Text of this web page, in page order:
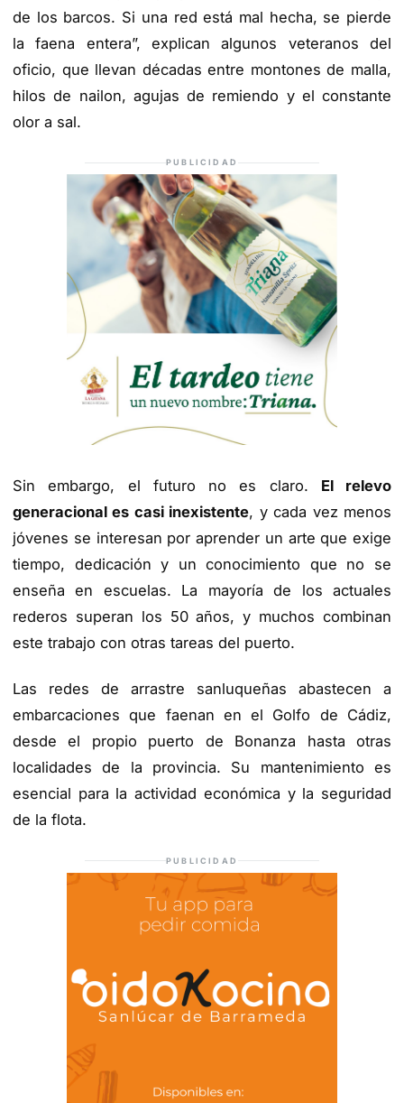
de los barcos. Si una red está mal hecha, se pierde
la faena entera”, explican algunos veteranos del
oficio, que llevan décadas entre montones de malla,
hilos de nailon, agujas de remiendo y el constante
olor a sal.
PUBLICIDAD
Sin embargo, el futuro no es claro. El relevo
generacional es casi inexistente, y cada vez menos
jóvenes se interesan por aprender un arte que exige
tiempo, dedicación y un conocimiento que no se
enseña en escuelas. La mayoría de los actuales
rederos superan los 50 años, y muchos combinan
este trabajo con otras tareas del puerto.
Las redes de arrastre sanluqueñas abastecen a
embarcaciones que faenan en el Golfo de Cádiz,
desde el propio puerto de Bonanza hasta otras
localidades de la provincia. Su mantenimiento es
esencial para la actividad económica y la seguridad
de la flota.
PUBLICIDAD